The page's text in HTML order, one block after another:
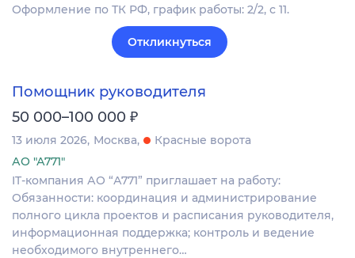
Оформление по ТК РФ, график работы: 2/2, с 11.
Откликнуться
Помощник руководителя
50 000–100 000 ₽
13 июля 2026 Москва
Красные ворота
АО "А771"
IT-компания АО “А771” приглашает на работу:
Обязанности: координация и администрирование
полного цикла проектов и расписания руководителя,
информационная поддержка; контроль и ведение
необходимого внутреннего…